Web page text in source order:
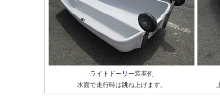
ライトドーリー装着例
水面で走行時は跳ね上げます。